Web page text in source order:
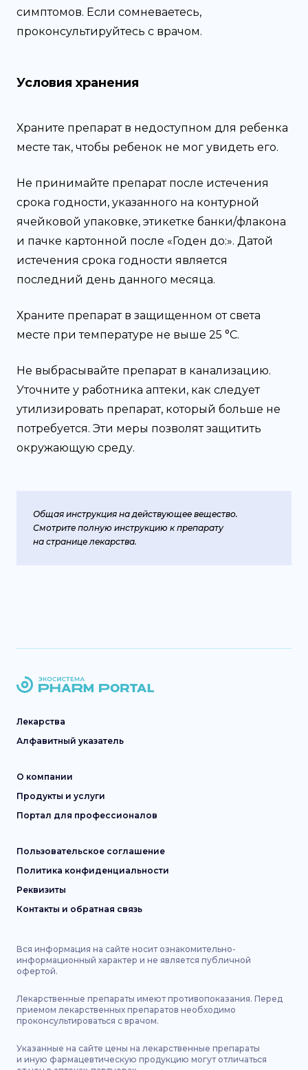
симптомов. Если сомневаетесь,
проконсультируйтесь с врачом.
Условия хранения
Храните препарат в недоступном для ребенка
месте так, чтобы ребенок не мог увидеть его.
Не принимайте препарат после истечения
срока годности, указанного на контурной
ячейковой упаковке, этикетке банки/флакона
и пачке картонной после «Годен до:». Датой
истечения срока годности является
последний день данного месяца.
Храните препарат в защищенном от света
месте при температуре не выше 25 °С.
He выбрасывайте препарат в канализацию.
Уточните у работника аптеки, как следует
утилизировать препарат, который больше не
потребуется. Эти меры позволят защитить
окружающую среду.
Общая инструкция на действующее вещество.
Смотрите полную инструкцию к препарату
на странице лекарства.
Лекарства
Алфавитный указатель
О компании
Продукты и услуги
Портал для профессионалов
Пользовательское соглашение
Политика конфиденциальности
Реквизиты
Контакты и обратная связь
Вся информация на сайте носит ознакомительно-
информационный характер и не является публичной
офертой.
Лекарственные препараты имеют противопоказания. Перед
приемом лекарственных препаратов необходимо
проконсультироваться с врачом.
Указанные на сайте цены на лекарственные препараты
и иную фармацевтическую продукцию могут отличаться